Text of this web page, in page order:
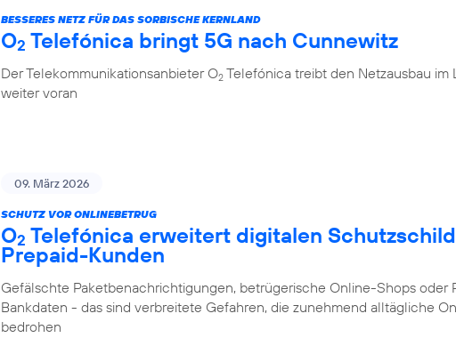
BESSERES NETZ FÜR DAS SORBISCHE KERNLAND
O2 Telefónica bringt 5G nach Cunnewitz
Der Telekommunikationsanbieter O2 Telefónica treibt den Netzausbau im
weiter voran
09. März 2026
SCHUTZ VOR ONLINEBETRUG
O2 Telefónica erweitert digitalen
Prepaid-Kunden
Gefälschte Paketbenachrichtigungen, betrügerische Online-Shops oder
Bankdaten - das sind verbreitete Gefahren, die zunehmend alltägliche
bedrohen